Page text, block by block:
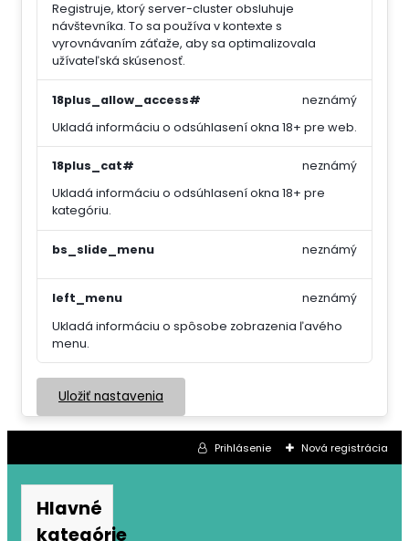
Registruje, ktorý server-cluster obsluhuje
návštevníka. To sa používa v kontexte s
vyrovnávaním záťaže, aby sa optimalizovala
užívateľská skúsenosť.
18plus_allow_access#
Ukladá informáciu o odsúhlasení okna 18+ pre web.
neznámý
18plus_cat#
Ukladá informáciu o odsúhlasení okna 18+ pre
kategóriu.
neznámý
bs_slide_menu neznámý
left_menu
Ukladá informáciu o spôsobe zobrazenia ľavého
menu.
neznámý
Uložiť nastavenia
Prihlásenie Nová registrácia
Hlavné
kategórie